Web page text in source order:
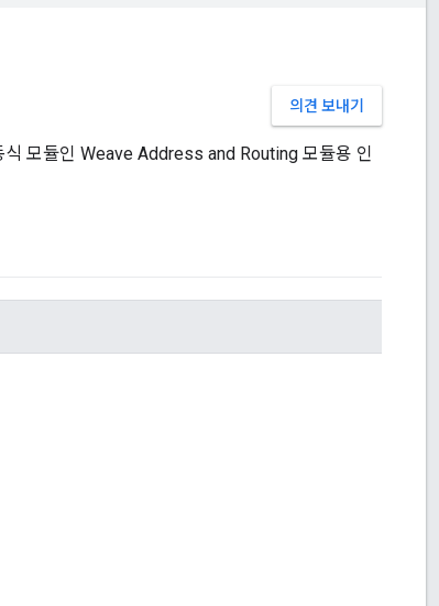
의견 보내기
모듈인 Weave Address and Routing 모듈용 인